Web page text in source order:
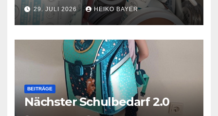
29. JULI 2026 HEIKO BAYER
BEITRÄGE
Nächster Schulbedarf 2.0